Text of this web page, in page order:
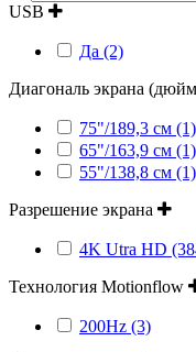
USB
Да (2)
Диагональ экрана
75"/189,3 см (1)
65"/163,9 см (1)
55"/138,8 см (1)
Разрешение экрана
4K Utra HD
Технология Motionflow
200Hz (3)